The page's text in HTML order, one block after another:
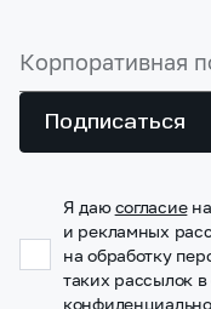
Подписаться
Я даюсогласие
и рекламных
на обработку
таких рассылок в